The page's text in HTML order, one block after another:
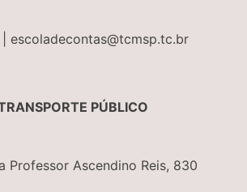
| escoladecontas@tcmsp.tc.br
PÚBLICO
Professor Ascendino Reis, 830